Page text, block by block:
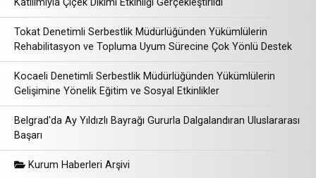
Katılımıyla Çiçek Dikimi Etkinliği Gerçekleştirildi
Tokat Denetimli Serbestlik Müdürlüğünden Yükümlülerin
Rehabilitasyon ve Topluma Uyum Sürecine Çok Yönlü Destek
Kocaeli Denetimli Serbestlik Müdürlüğünden Yükümlülerin
Gelişimine Yönelik Eğitim ve Sosyal Etkinlikler
Belgrad'da Ay Yıldızlı Bayrağı Gururla Dalgalandıran Uluslararası
Başarı
Kurum Haberleri Arşivi